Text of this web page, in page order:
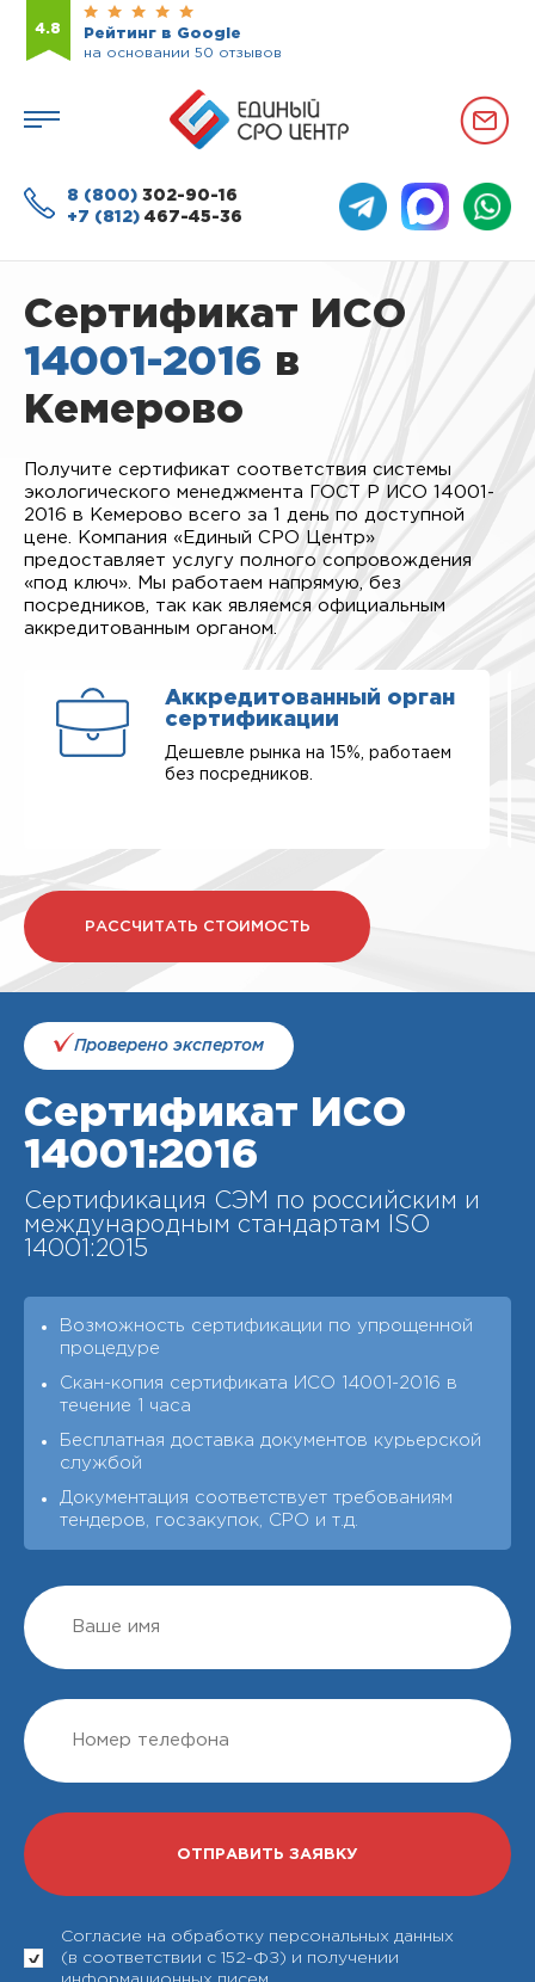
4.8
Рейтинг в Google
на основании 50 отзывов
8 (800) 302-90-16
+7 (812) 467-45-36
Сертификат ИСО
14001-2016 в
Кемерово
Получите сертификат соответствия системы
экологического менеджмента ГОСТ Р ИСО 14001-
2016 в Кемерово всего за 1 день по доступной
цене. Компания «Единый СРО Центр»
предоставляет услугу полного сопровождения
«под ключ». Мы работаем напрямую, без
посредников, так как являемся официальным
аккредитованным органом.
Аккредитованный орган
сертификации
Дешевле рынка на 15%, работаем
без посредников.
РАССЧИТАТЬ СТОИМОСТЬ
Проверено экспертом
Сертификат ИСО
14001:2016
Сертификация СЭМ по российским и
международным стандартам ISO
14001:2015
Возможность сертификации по упрощенной
процедуре
Скан-копия сертификата ИСО 14001-2016 в
течение 1 часа
Бесплатная доставка документов курьерской
службой
Документация соответствует требованиям
тендеров, госзакупок, СРО и т.д.
Согласие на обработку персональных данных
(в соответствии с 152-ФЗ) и получении